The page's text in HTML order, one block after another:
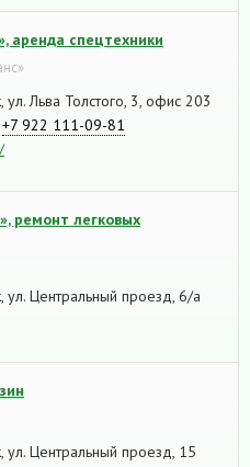
аренда спецтехники
ул. Льва Толстого, 3, офис 203
+7 922 111-09-81
ремонт легковых
ул. Центральный проезд, 6/а
ул. Центральный проезд, 15